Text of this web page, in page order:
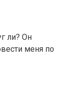
ли? Он
меня по